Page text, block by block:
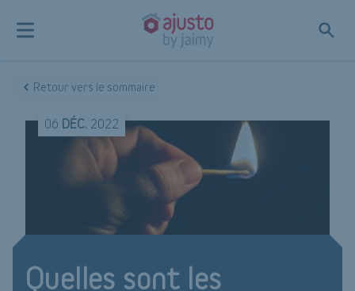
Retour vers le sommaire
06 DÉC. 2022
Quelles sont les